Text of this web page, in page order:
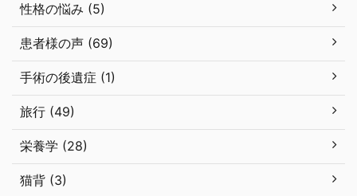
性格の悩み (5)
患者様の声 (69)
手術の後遺症 (1)
旅行 (49)
栄養学 (28)
猫背 (3)